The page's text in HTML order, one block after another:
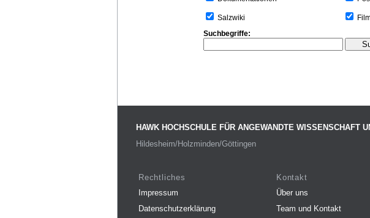
Salzwiki
Suchbegriffe:
HAWK HOCHSCHULE FÜR ANGEWANDTE WISSENSCHAFT
Hildesheim/Holzminden/Göttingen
Rechtliches
Impressum
Datenschutzerklärung
Kontakt
Über uns
Team und Kontakt